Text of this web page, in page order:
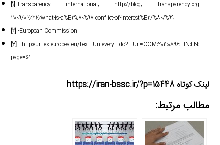
[۱]-Transparency international, http://blog, transparency.org
2009/07/27/what-is-a%E2%80%98 conflict-of-interest%E2/%80/%99
[۲] -European Commission
[۳] http:eur.lex.europea.eu/Lex Unievery do? Uri=COM:2011:0896:FIN:EN:
page=51
لینک کوتاه https://iran-bssc.ir/?p=15448
مطالب مرتبط: